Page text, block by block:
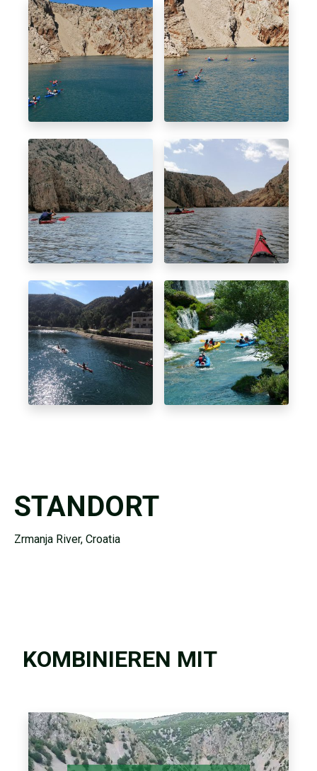
STANDORT
Zrmanja River, Croatia
KOMBINIEREN MIT